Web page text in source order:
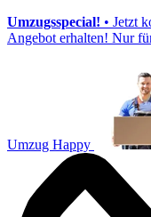
Umzugsspecial! • Jetzt
Angebot erhalten! Nur
Umzug Happy